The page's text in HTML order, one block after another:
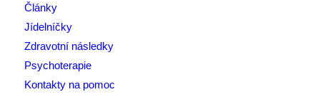
Články
Jídelníčky
Zdravotní následky
Psychoterapie
Kontakty na pomoc